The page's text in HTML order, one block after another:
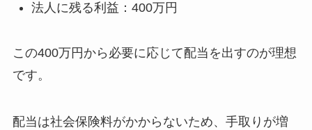
法人に残る利益：400万円
この400万円から必要に応じて配当を出すのが理想
です。
配当は社会保険料がかからないため、手取りが増